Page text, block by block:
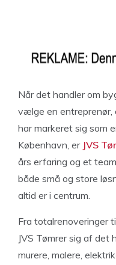
Når det handler om
vælge en entreprenør,
har markeret sig som
København, er JVS
års erfaring og et
både små og store
altid er i centrum.
Fra totalrenoveringer
JVS Tømrer sig af
murere, malere,